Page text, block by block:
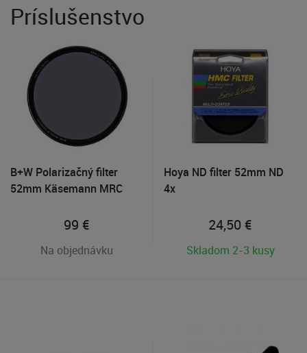
Príslušenstvo
B+W Polarizačný filter
52mm Käsemann MRC
99 €
Na objednávku
Hoya ND filter 52mm ND
4x
24,50 €
Skladom 2-3 kusy